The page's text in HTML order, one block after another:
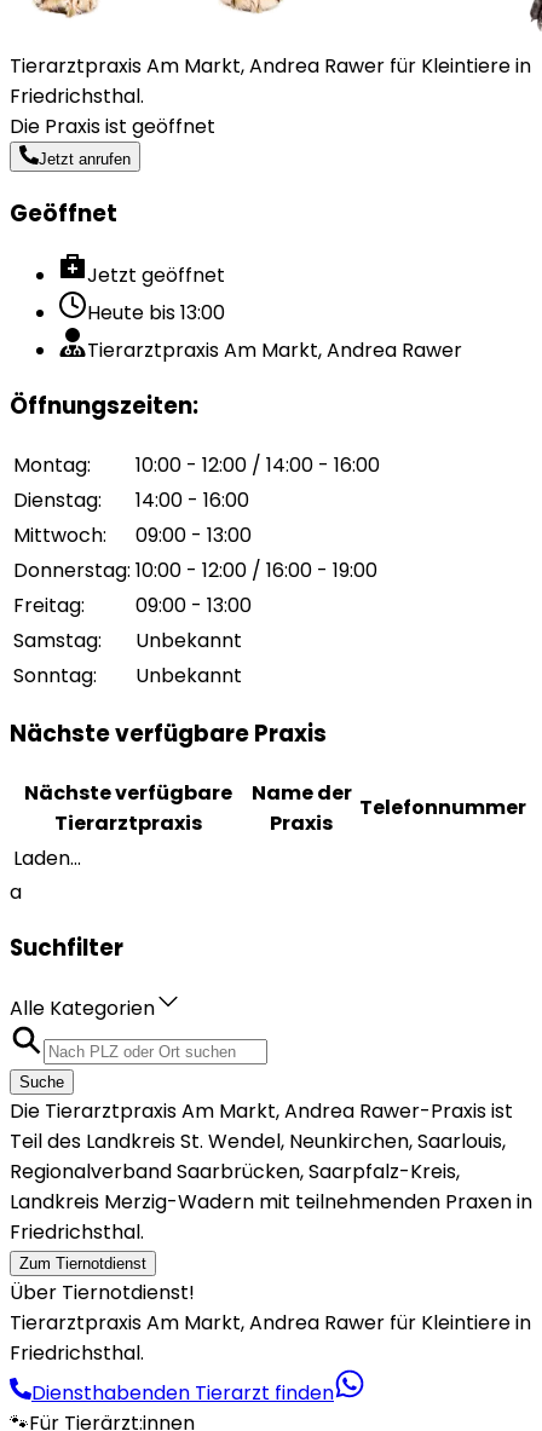
Tierarztpraxis Am Markt, Andrea Rawer für Kleintiere in
Friedrichsthal.
Die Praxis ist geöffnet
Jetzt anrufen
Geöffnet
Jetzt geöffnet
Heute bis13:00
Tierarztpraxis Am Markt, Andrea Rawer
Öffnungszeiten:
Montag:
10:00 - 12:00 / 14:00 - 16:00
Dienstag:
14:00 - 16:00
Mittwoch:
09:00 - 13:00
Donnerstag: 10:00 - 12:00 / 16:00 - 19:00
Freitag:
09:00 - 13:00
Samstag:
Unbekannt
Sonntag: Unbekannt
Nächste verfügbare Praxis
Nächste verfügbare
Tierarztpraxis
Name der
Praxis
Telefonnummer
Laden...
a
Suchfilter
Alle Kategorien
Suche
Die Tierarztpraxis Am Markt, Andrea Rawer-Praxis ist
Teil des Landkreis St. Wendel, Neunkirchen, Saarlouis,
Regionalverband Saarbrücken, Saarpfalz-Kreis,
Landkreis Merzig-Wadern mit teilnehmenden Praxen in
Friedrichsthal.
Zum Tiernotdienst
Über Tiernotdienst!
Tierarztpraxis Am Markt, Andrea Rawer für Kleintiere in
Friedrichsthal.
Diensthabenden Tierarzt finden
🐾Für Tierärzt:innen